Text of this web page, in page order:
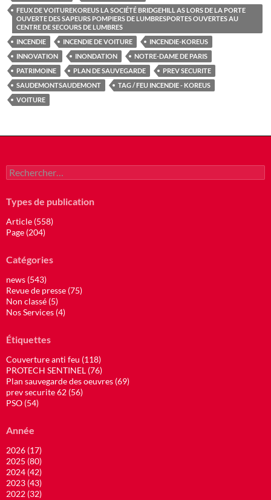
FEUX DE VOITUREKOREUS LA SOCIÉTÉ BRIDGEHILL AS LORS DE LA PORTE
OUVERTE DES SAPEURS POMPIERS DE LUMBRESPORTES OUVERTES AU
CENTRE DE SECOURS DE LUMBRES
INCENDIE
INCENDIE DE VOITURE
INCENDIE-KOREUS
INNOVATION
INONDATION
NOTRE-DAME DE PARIS
PATRIMOINE
PLAN DE SAUVEGARDE
PREV SECURITE
SAUDEMONTSAUDEMONT
TAG / FEU INCENDIE - KOREUS
VOITURE
Rechercher :
Types de publication
Article (558)
Page (204)
Catégories
news (543)
Revue de presse (75)
Non classé (5)
Nos Services (4)
Étiquettes
Couverture anti feu (118)
PROTECH SENTINEL (76)
Plan sauvegarde des oeuvres (69)
prev securite 62 (56)
PSO (54)
Année
2026 (17)
2025 (80)
2024 (42)
2023 (43)
2022 (32)